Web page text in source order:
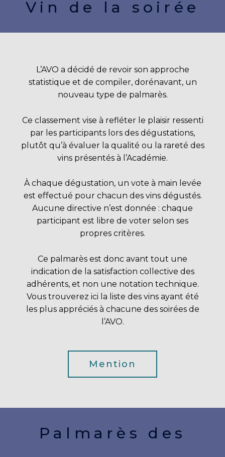
Vin de la soirée
L’AVO a décidé de revoir son approche
statistique et de compiler, dorénavant, un
nouveau type de palmarès.
Ce classement vise à refléter le plaisir ressenti
par les participants lors des dégustations,
plutôt qu’à évaluer la qualité ou la rareté des
vins présentés à l’Académie.
À chaque dégustation, un vote à main levée
est effectué pour chacun des vins dégustés.
Aucune directive n’est donnée : chaque
participant est libre de voter selon ses
propres critères.
Ce palmarès est donc avant tout une
indication de la satisfaction collective des
adhérents, et non une notation technique.
Vous trouverez ici la liste des vins ayant été
les plus appréciés à chacune des soirées de
l’AVO.
Mention
Palmarès des